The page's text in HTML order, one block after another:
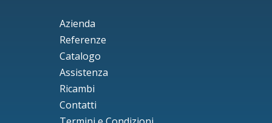
Azienda
Referenze
Catalogo
Assistenza
Ricambi
Contatti